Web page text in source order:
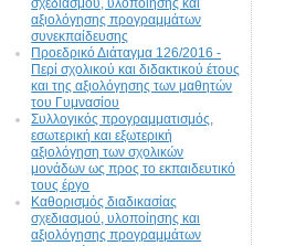
σχεδιασμού, υλοποίησης και
αξιολόγησης προγραμμάτων
συνεκπαίδευσης
Προεδρικό Διάταγμα 126/2016 -
Περί σχολικού και διδακτικού έτους
και της αξιολόγησης των μαθητών
του Γυμνασίου
Συλλογικός προγραμματισμός,
εσωτερική και εξωτερική
αξιολόγηση των σχολικών
μονάδων ως προς το εκπαιδευτικό
τους έργο
Καθορισμός διαδικασίας
σχεδιασμού, υλοποίησης και
αξιολόγησης προγραμμάτων